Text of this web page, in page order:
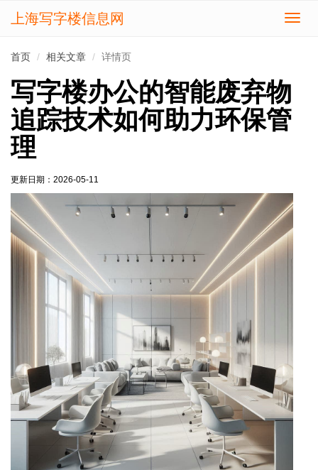
切
上海写字楼信息网
首页 相关文章 详情页
写字楼办公的智能废弃物
追踪技术如何助力环保管
理
更新日期： 2026-05-11